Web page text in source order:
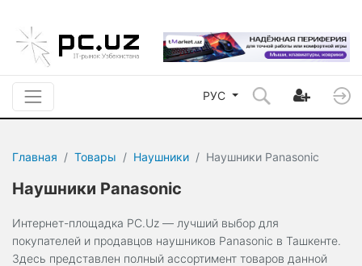
РУС
Главная Товары Наушники Наушники Panasonic
Наушники Panasonic
Интернет-площадка PC.Uz — лучший выбор для
покупателей и продавцов наушников Panasonic в Ташкенте.
Здесь представлен полный ассортимент товаров данной